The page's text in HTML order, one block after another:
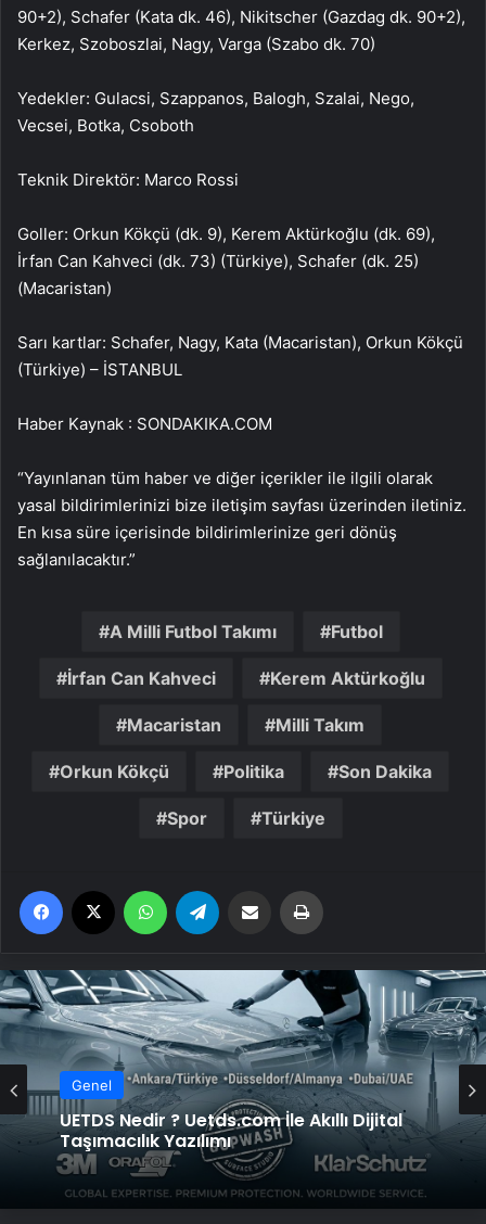
90+2), Schafer (Kata dk. 46), Nikitscher (Gazdag dk. 90+2),
Kerkez, Szoboszlai, Nagy, Varga (Szabo dk. 70)
Yedekler: Gulacsi, Szappanos, Balogh, Szalai, Nego,
Vecsei, Botka, Csoboth
Teknik Direktör: Marco Rossi
Goller: Orkun Kökçü (dk. 9), Kerem Aktürkoğlu (dk. 69),
İrfan Can Kahveci (dk. 73) (Türkiye), Schafer (dk. 25)
(Macaristan)
Sarı kartlar: Schafer, Nagy, Kata (Macaristan), Orkun Kökçü
(Türkiye) – İSTANBUL
Haber Kaynak : SONDAKIKA.COM
“Yayınlanan tüm haber ve diğer içerikler ile ilgili olarak
yasal bildirimlerinizi bize iletişim sayfası üzerinden iletiniz.
En kısa süre içerisinde bildirimlerinize geri dönüş
sağlanılacaktır.”
A Milli Futbol Takımı Futbol
İrfan Can Kahveci Kerem Aktürkoğlu
Macaristan Milli Takım
Orkun Kökçü Politika Son Dakika
Spor Türkiye
Facebook WhatsApp Email'den paylaş
Genel
UETDS Nedir ? Uetds.com İle Akıllı Dijital
Taşımacılık Yazılımı